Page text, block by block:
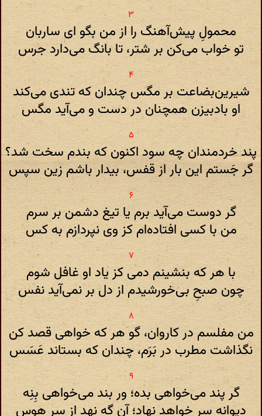
محمولِ پیش‌آهنگ را از من بگو ای ساربان
تو خواب می‌کن بر شتر، تا بانگ می‌دارد جرس
شیرین‌بضاعت بر مگس چندان که تندی می‌کند
او بادبیزن همچنان در دست و می‌آید مگس
پند خردمندان چه سود اکنون که بندم سخت شد؟
گر جَستم این بار از قفس، بیدار باشم زین سپس
گر دوست می‌آید برم یا تیغ دشمن بر سرم
من با کسی افتاده‌ام کز وی نپردازم به کس
با هر که بنشینم دمی کز یاد او غافل شوم
چون صبحِ بی‌خورشیدم از دل بر نمی‌آید نفس
من مفلسم در کاروان، گو هر که خواهی قصد کن
نگذاشت مطرب در بَرَم، چندان که بستاند عَسَس
گر پند می‌خواهی بده؛ ور بند می‌خواهی بِنِه
دیوانه سر خواهد نهاد؛ آن گه نهد از سر هوس